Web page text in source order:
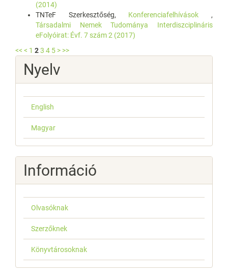
(2014)
TNTeF Szerkesztőség, Konferenciafelhívások ,
Társadalmi Nemek Tudománya Interdiszciplináris
eFolyóirat: Évf. 7 szám 2 (2017)
<< < 1 23 4 5 > >>
Nyelv
English
Magyar
Információ
Olvasóknak
Szerzőknek
Könyvtárosoknak